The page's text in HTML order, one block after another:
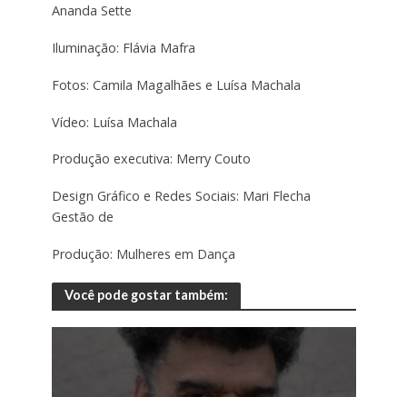
Ananda Sette
Iluminação: Flávia Mafra
Fotos: Camila Magalhães e Luísa Machala
Vídeo: Luísa Machala
Produção executiva: Merry Couto
Design Gráfico e Redes Sociais: Mari Flecha
Gestão de
Produção: Mulheres em Dança
Você pode gostar também: